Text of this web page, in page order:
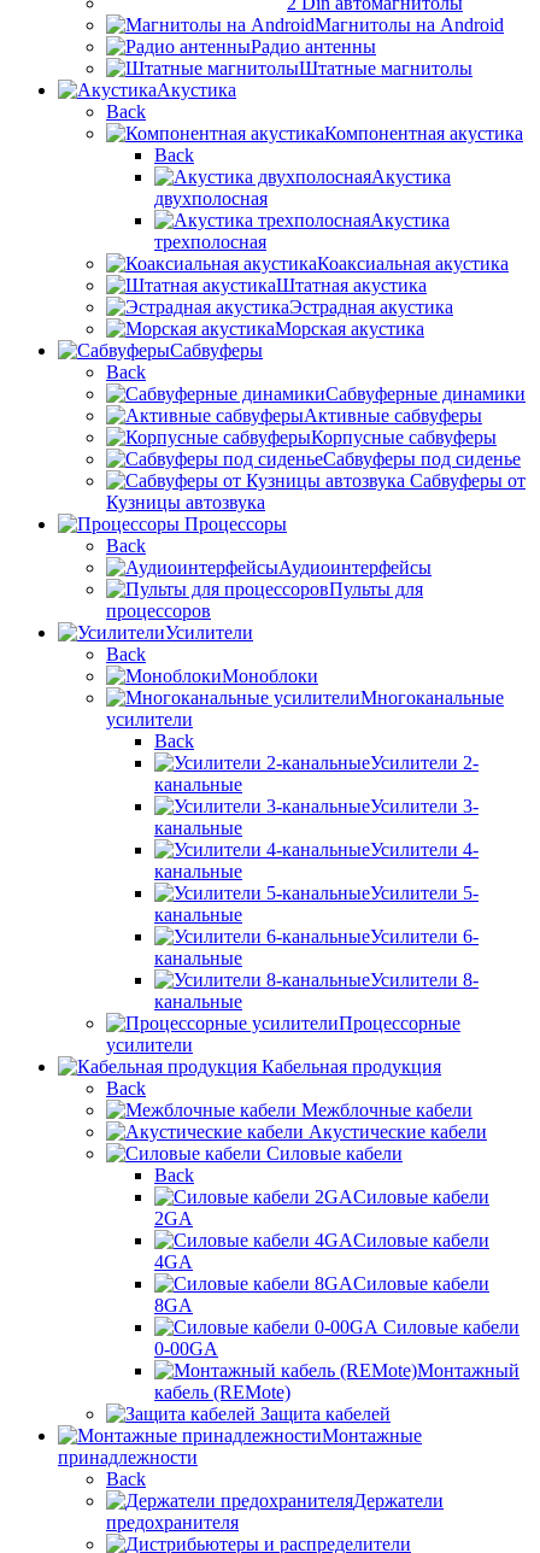
Магнитолы на Android
Радио антенны
Штатные магнитолы
Акустика
Back
Компонентная акустика
Back
Акустика
двухполосная
Акустика
трехполосная
Коаксиальная акустика
Штатная акустика
Эстрадная акустика
Морская акустика
Сабвуферы
Back
Сабвуферные динамики
Активные сабвуферы
Корпусные сабвуферы
Сабвуферы под сиденье
Сабвуферы от
Кузницы автозвука
Процессоры
Back
Аудиоинтерфейсы
Пульты для
процессоров
Усилители
Back
Моноблоки
Многоканальные
усилители
Back
Усилители 2-
канальные
Усилители 3-
канальные
Усилители 4-
канальные
Усилители 5-
канальные
Усилители 6-
канальные
Усилители 8-
канальные
Процессорные
усилители
Кабельная продукция
Back
Межблочные кабели
Акустические кабели
Силовые кабели
Back
Силовые кабели
2GA
Силовые кабели
4GA
Силовые кабели
8GA
Силовые кабели
0-00GA
Монтажный
кабель (REMote)
Защита кабелей
Монтажные
принадлежности
Back
Держатели
предохранителя